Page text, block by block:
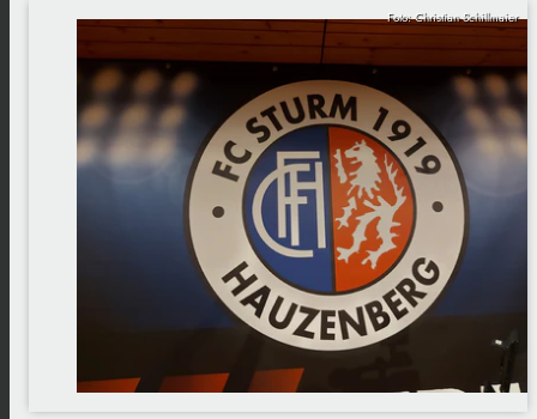
Foto: Christian Schillmaier